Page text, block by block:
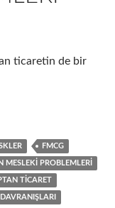
ticaretin de bir
ticaretinin mesleki
FMCG
PROBLEMLERI
TICARET